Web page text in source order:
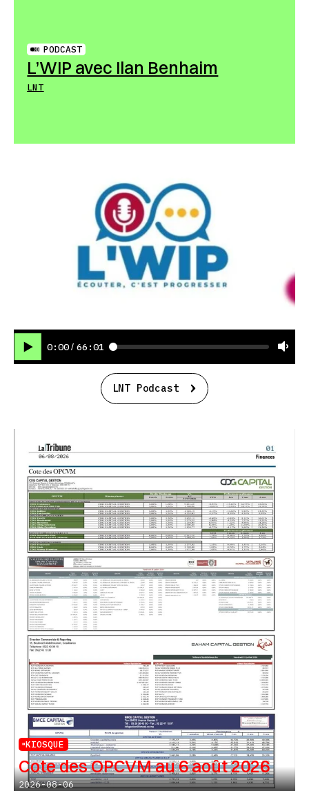
PODCAST
L’WIP avec Ilan Benhaim
LNT
0:00 / 66:01
LNT Podcast
KIOSQUE
Cote des OPCVM au 6 août 2026
2026-08-06